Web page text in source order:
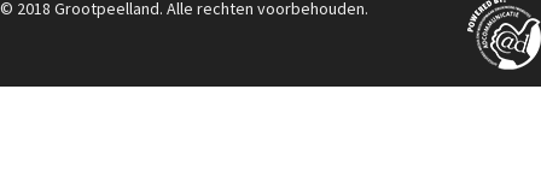
© 2018 Grootpeelland. Alle rechten voorbehouden.